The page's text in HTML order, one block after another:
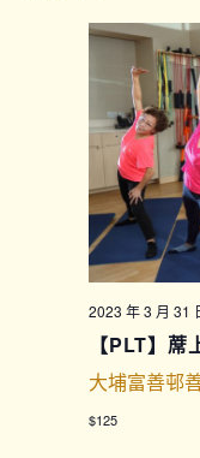
2023 年 3 月 31
【PLT】
大埔富善邨
$125